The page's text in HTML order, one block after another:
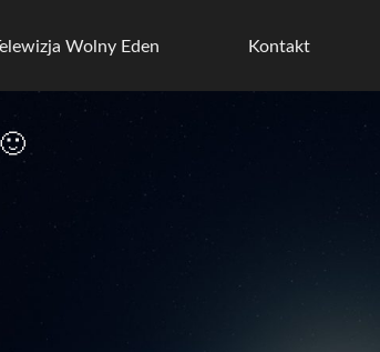
Wolny Eden Kontakt